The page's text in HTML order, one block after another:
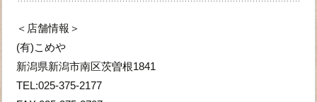
＜店舗情報＞
(有)こめや
新潟県新潟市南区茨曽根1841
TEL:025-375-2177